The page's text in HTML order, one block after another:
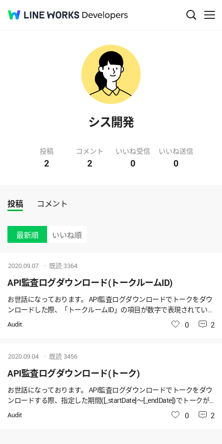
シス開発
投稿
2
コメント
2
いいね受信
0
いいね送信
0
投稿 コメント
最新順 いいね順
API監査ログダウンロード(トークルームID)
お世話になっております。 API監査ログダウンロードでトークをダウ
ンロードした際、「トークルームID」の項目が数字で表現されていま
すが、この数字の桁数は固定でしょうか？ 変動する場合、最小と最
大の桁数を教えてください。 ご回答ほど、よろしくお願いいたしま
Audit
2020.09.07 既読 3364
いいね
0 2
API監査ログダウンロード(トーク)
お世話になっております。 API監査ログダウンロードでトークをダウ
ンロードする際、指定した期間([_startDate]～[_endDate])でトークが
発生していなかった場合、どのような結果が返ってくるでしょう
か？ 以下のどちらかかと予想致しますが、ご回答をお願い致しま
Audit
2020.09.04 既読 3456
いいね
0 2